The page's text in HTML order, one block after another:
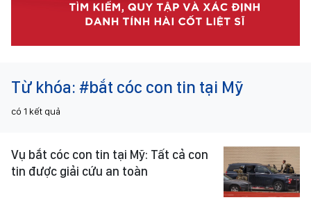
Từ khóa: #bắt cóc con tin tại Mỹ
có 1 kết quả
Vụ bắt cóc con tin tại Mỹ: Tất cả con
tin được giải cứu an toàn